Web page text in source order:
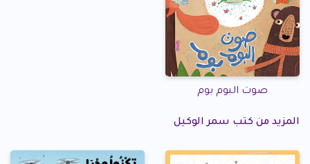
صوت البوم بوم
المزيد من كتب سمر الوكيل